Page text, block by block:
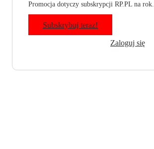
Promocja dotyczy subskrypcji RP.PL na rok.
Subskrybuj teraz!
Zaloguj się